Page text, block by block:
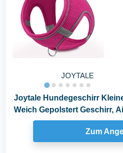
JOYTALE
Joytale Hundegeschirr
Weich Gepolstert Geschirr,
Brustgeschirr...
Zum